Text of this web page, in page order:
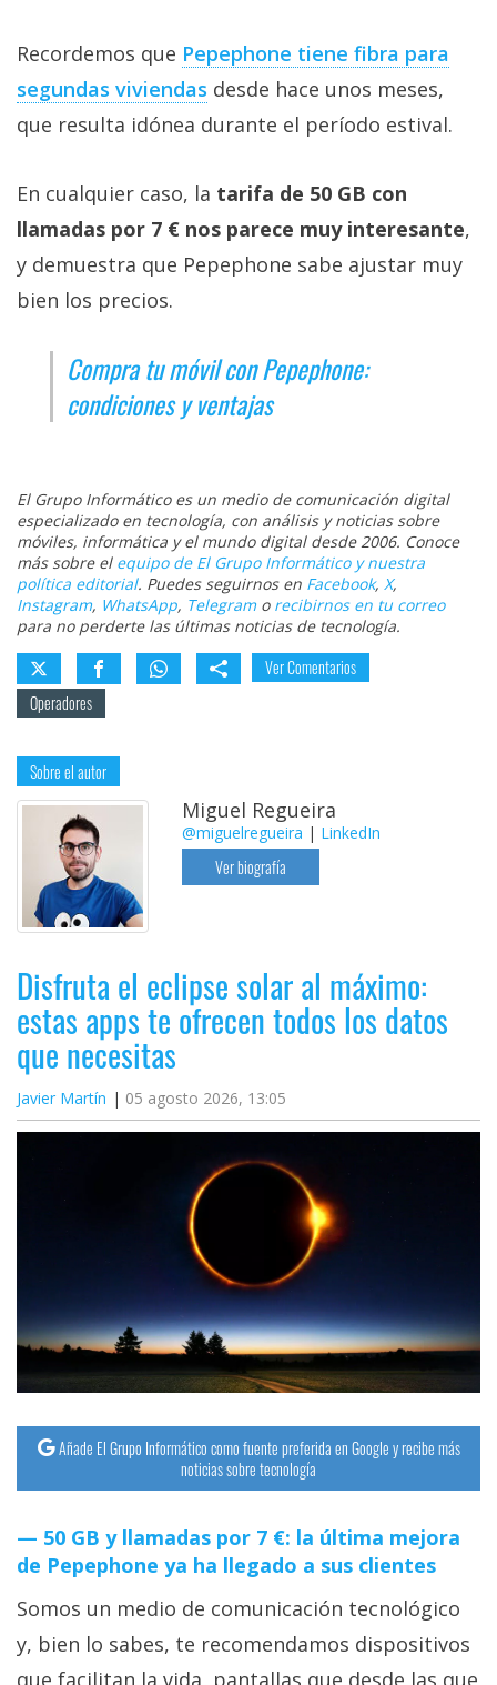
Recordemos que Pepephone tiene fibra para
segundas viviendas‎ desde hace unos meses,
que resulta idónea durante el período estival.
En cualquier caso, la tarifa de 50 GB con
llamadas por 7 € nos parece muy interesante,
y demuestra que Pepephone sabe ajustar muy
bien los precios.
Compra tu móvil con Pepephone:
condiciones y ventajas
El Grupo Informático es un medio de comunicación digital
especializado en tecnología, con análisis y noticias sobre
móviles, informática y el mundo digital desde 2006. Conoce
más sobre el equipo de El Grupo Informático y nuestra
política editorial. Puedes seguirnos en Facebook, X,
Instagram, WhatsApp, Telegramo recibirnos en tu correo
para no perderte las últimas noticias de tecnología.
Ver Comentarios
Operadores
Sobre el autor
Miguel Regueira
@miguelregueira | LinkedIn
Ver biografía
Disfruta el eclipse solar al máximo:
estas apps te ofrecen todos los datos
que necesitas
Javier Martín 05 agosto 2026, 13:05
Añade El Grupo Informático como fuente preferida en Google y recibe más
noticias sobre tecnología
50 GB y llamadas por 7 €: la última mejora
de Pepephone ya ha llegado a sus clientes
Somos un medio de comunicación tecnológico
y, bien lo sabes, te recomendamos dispositivos
que facilitan la vida, pantallas que desde las que